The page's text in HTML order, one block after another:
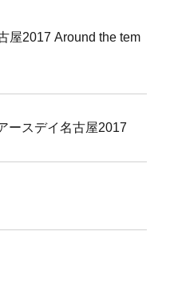
屋2017 Around the tem
ースデイ名古屋2017